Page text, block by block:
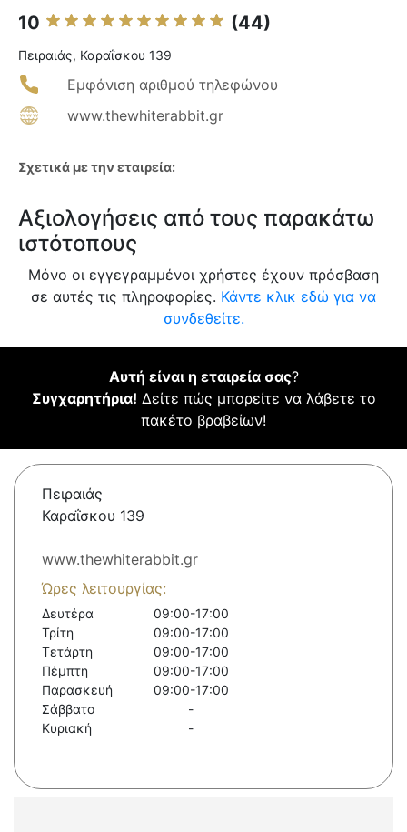
10 (44)
Πειραιάς, Καραΐσκου 139
Εμφάνιση αριθμού τηλεφώνου
www.thewhiterabbit.gr
Σχετικά με την εταιρεία:
Αξιολογήσεις από τους παρακάτω
ιστότοπους
Μόνο οι εγγεγραμμένοι χρήστες έχουν πρόσβαση
σε αυτές τις πληροφορίες. Κάντε κλικ εδώ για να
συνδεθείτε.
Αυτή είναι η εταιρεία σας?
Συγχαρητήρια! Δείτε πώς μπορείτε να λάβετε το
πακέτο βραβείων!
Πειραιάς
Καραΐσκου 139
www.thewhiterabbit.gr
Ώρες λειτουργίας:
Δευτέρα
09:00-17:00
Τρίτη
09:00-17:00
Τετάρτη
09:00-17:00
Πέμπτη
09:00-17:00
Παρασκευή
09:00-17:00
Σάββατο
-
Κυριακή
-